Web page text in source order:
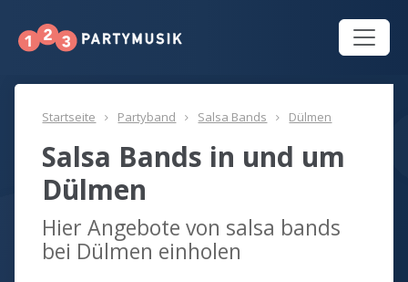
Startseite Partyband Salsa Bands Dülmen
Salsa Bands in und um
Dülmen
Hier Angebote von salsa bands
bei Dülmen einholen